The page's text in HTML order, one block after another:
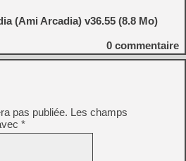
(Ami Arcadia) v36.55 (8.8 Mo)
0 commentaire
pas publiée. Les champs
*